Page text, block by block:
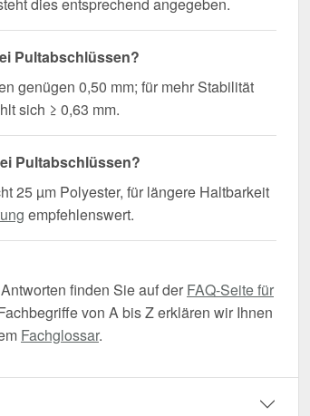
Pultabschlüssen?
genügen 0,50 mm; für mehr Stabilität
sich ≥ 0,63 mm.
Pultabschlüssen?
25 µm Polyester, für längere Haltbarkeit
empfehlenswert.
finden Sie auf der FAQ-Seite für
von A bis Z erklären wir Ihnen
Fachglossar.